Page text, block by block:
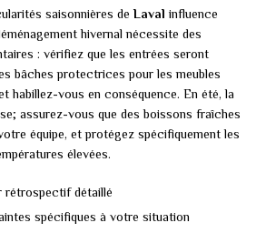
saisonnières deLaval influence
hivernal nécessite des
: vérifiez que les entrées seront
bâches protectrices pour les meubles
habillez-vous en conséquence. En été, la
assurez-vous que des boissons fraîches
équipe, et protégez spécifiquement les
élevées.
rétrospectif détaillé
spécifiques à votre situation